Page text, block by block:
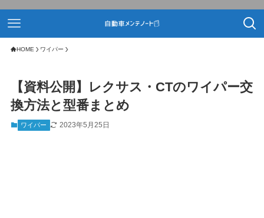
HOME ワイパー
【資料公開】レクサス・CTのワイパー交
換方法と型番まとめ
ワイパー 2023年5月25日